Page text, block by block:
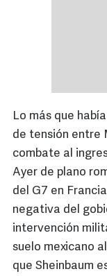
Lo más que
de tensión entre
combate al
Ayer de plano
del G7 en
negativa del
intervención
suelo mexicano
que Sheinbaum